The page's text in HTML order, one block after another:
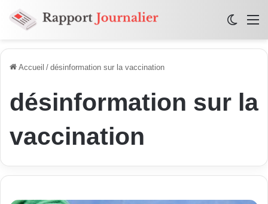
Accueil / désinformation sur la vaccination
désinformation sur la
vaccination